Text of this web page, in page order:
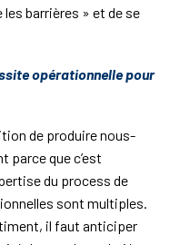
barrières » et de se
opérationnelle pour
de produire nous-
parce que c’est
du process de
sont multiples.
il faut anticiper